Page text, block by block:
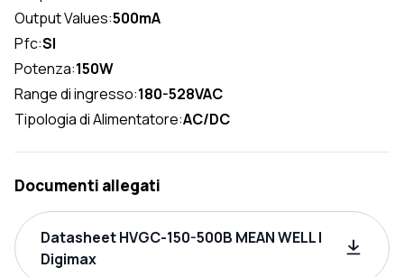
Output Values:500mA
Pfc:SI
Potenza:150W
Range di ingresso:180-528VAC
Tipologia di Alimentatore:AC/DC
Documenti allegati
Datasheet HVGC-150-500B MEAN WELL |
Digimax